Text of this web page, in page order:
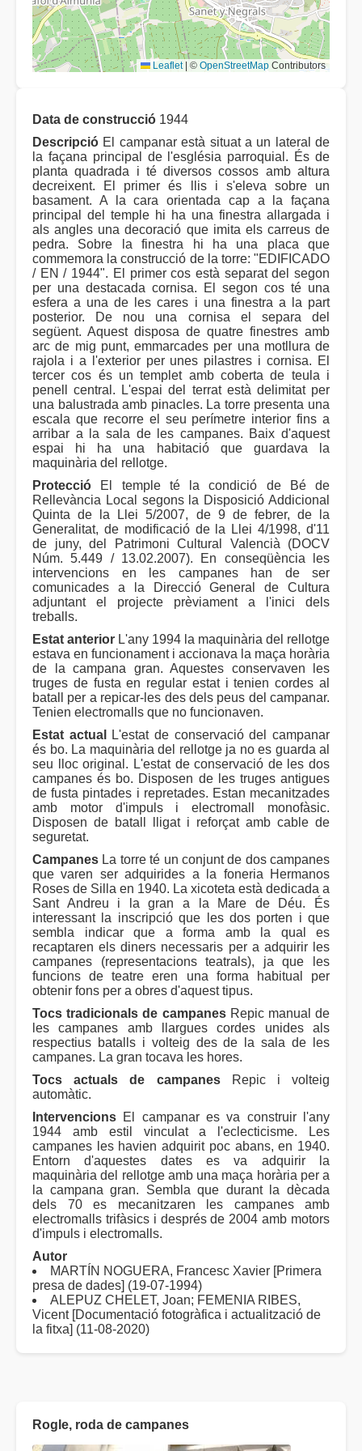
Leaflet © OpenStreetMap Contributors
Data de construcció 1944
Descripció El campanar està situat a un lateral de
la façana principal de l'església parroquial. És de
planta quadrada i té diversos cossos amb altura
decreixent. El primer és llis i s'eleva sobre un
basament. A la cara orientada cap a la façana
principal del temple hi ha una finestra allargada i
als angles una decoració que imita els carreus de
pedra. Sobre la finestra hi ha una placa que
commemora la construcció de la torre: "EDIFICADO
/ EN / 1944". El primer cos està separat del segon
per una destacada cornisa. El segon cos té una
esfera a una de les cares i una finestra a la part
posterior. De nou una cornisa el separa del
següent. Aquest disposa de quatre finestres amb
arc de mig punt, emmarcades per una motllura de
rajola i a l'exterior per unes pilastres i cornisa. El
tercer cos és un templet amb coberta de teula i
penell central. L'espai del terrat està delimitat per
una balustrada amb pinacles. La torre presenta una
escala que recorre el seu perímetre interior fins a
arribar a la sala de les campanes. Baix d'aquest
espai hi ha una habitació que guardava la
maquinària del rellotge.
Protecció El temple té la condició de Bé de
Rellevància Local segons la Disposició Addicional
Quinta de la Llei 5/2007, de 9 de febrer, de la
Generalitat, de modificació de la Llei 4/1998, d'11
de juny, del Patrimoni Cultural Valencià (DOCV
Núm. 5.449 / 13.02.2007). En conseqüència les
intervencions en les campanes han de ser
comunicades a la Direcció General de Cultura
adjuntant el projecte prèviament a l'inici dels
treballs.
Estat anterior L'any 1994 la maquinària del rellotge
estava en funcionament i accionava la maça horària
de la campana gran. Aquestes conservaven les
truges de fusta en regular estat i tenien cordes al
batall per a repicar-les des dels peus del campanar.
Tenien electromalls que no funcionaven.
Estat actual
L'estat de conservació del campanar
és bo. La maquinària del rellotge ja no es guarda al
seu lloc original. L'estat de conservació de les dos
campanes és bo. Disposen de les truges antigues
de fusta pintades i repretades. Estan mecanitzades
amb motor d'impuls i electromall monofàsic.
Disposen de batall lligat i reforçat amb cable de
seguretat.
Campanes La torre té un conjunt de dos campanes
que varen ser adquirides a la foneria Hermanos
Roses de Silla en 1940. La xicoteta està dedicada a
Sant Andreu i la gran a la Mare de Déu. És
interessant la inscripció que les dos porten i que
sembla indicar que a forma amb la qual es
recaptaren els diners necessaris per a adquirir les
campanes (representacions teatrals), ja que les
funcions de teatre eren una forma habitual per
obtenir fons per a obres d'aquest tipus.
Tocs tradicionals de campanesRepic manual de
les campanes amb llargues cordes unides als
respectius batalls i volteig des de la sala de les
campanes. La gran tocava les hores.
Tocs actuals de campanesRepic i volteig
automàtic.
Intervencions El campanar es va construir l'any
1944 amb estil vinculat a l'eclecticisme. Les
campanes les havien adquirit poc abans, en 1940.
Entorn d'aquestes dates es va adquirir la
maquinària del rellotge amb una maça horària per a
la campana gran. Sembla que durant la dècada
dels 70 es mecanitzaren les campanes amb
electromalls trifàsics i després de 2004 amb motors
d'impuls i electromalls.
Autor
MARTÍN NOGUERA, Francesc Xavier [Primera
presa de dades] (19-07-1994)
ALEPUZ CHELET, Joan; FEMENIA RIBES,
Vicent [Documentació fotogràfica i actualització de
la fitxa] (11-08-2020)
Rogle, roda de campanes